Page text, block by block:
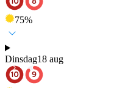
75%
Dinsdag18 aug